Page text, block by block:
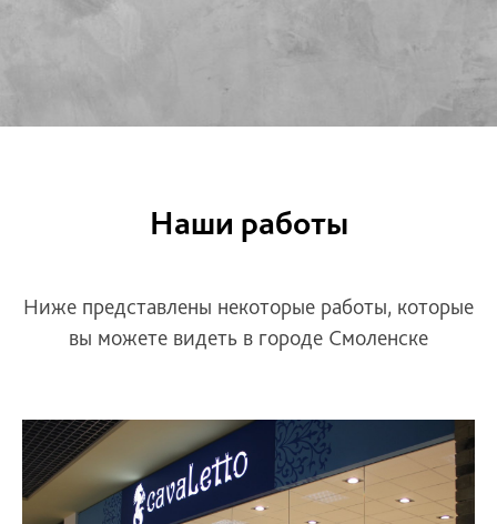
Наши работы
Ниже представлены некоторые работы, которые
вы можете видеть в городе Смоленске